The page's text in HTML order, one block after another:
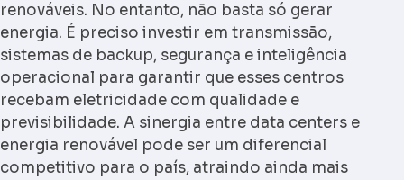
renováveis. No entanto, não basta só gerar
energia. É preciso investir em transmissão,
sistemas de backup, segurança e inteligência
operacional para garantir que esses centros
recebam eletricidade com qualidade e
previsibilidade. A sinergia entre data centers e
energia renovável pode ser um diferencial
competitivo para o país, atraindo ainda mais